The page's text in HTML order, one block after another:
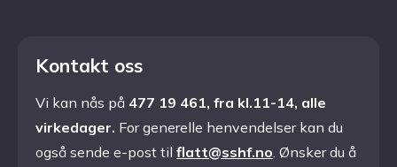
Kontakt oss
Vi kan nås på 477 19 461, fra kl.11-14, alle
virkedager. For generelle henvendelser kan du
også sende e-post til flatt@sshf.no. Ønsker du å